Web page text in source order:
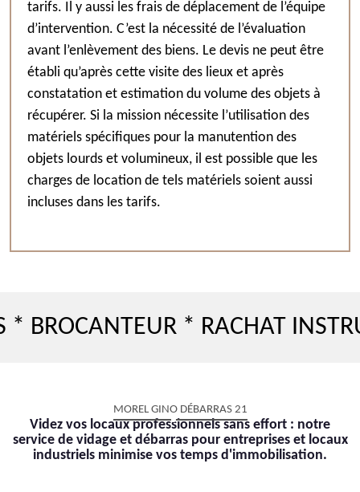
tarifs. Il y aussi les frais de déplacement de l’équipe
d’intervention. C’est la nécessité de l’évaluation
avant l’enlèvement des biens. Le devis ne peut être
établi qu’après cette visite des lieux et après
constatation et estimation du volume des objets à
récupérer. Si la mission nécessite l’utilisation des
matériels spécifiques pour la manutention des
objets lourds et volumineux, il est possible que les
charges de location de tels matériels soient aussi
incluses dans les tarifs.
* RACHAT
MOREL GINO DÉBARRAS 21
Videz vos locaux professionnels sans effort : notre
service de vidage et débarras pour entreprises et locaux
industriels minimise vos temps d'immobilisation.